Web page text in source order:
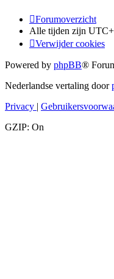
Forumoverzicht
Alle tijden zijn
Verwijder cookies
Powered by phpBB®
Nederlandse vertaling door
Privacy |
GZIP: On